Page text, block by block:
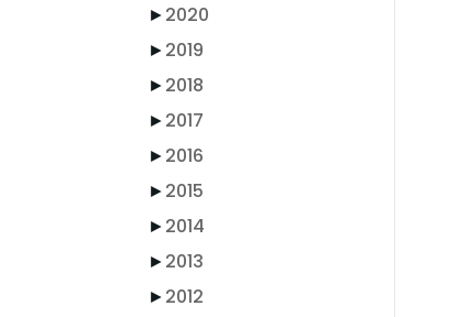
►2020
►2019
►2018
►2017
►2016
►2015
►2014
►2013
►2012